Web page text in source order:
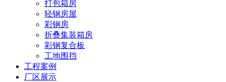
打包箱房
轻钢房屋
彩钢房
折叠集装箱房
彩钢复合板
工地围挡
工程案例
厂区展示